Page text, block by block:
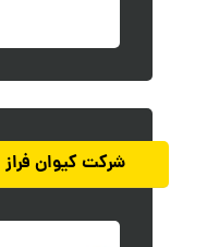
شرکت کیوان فراز